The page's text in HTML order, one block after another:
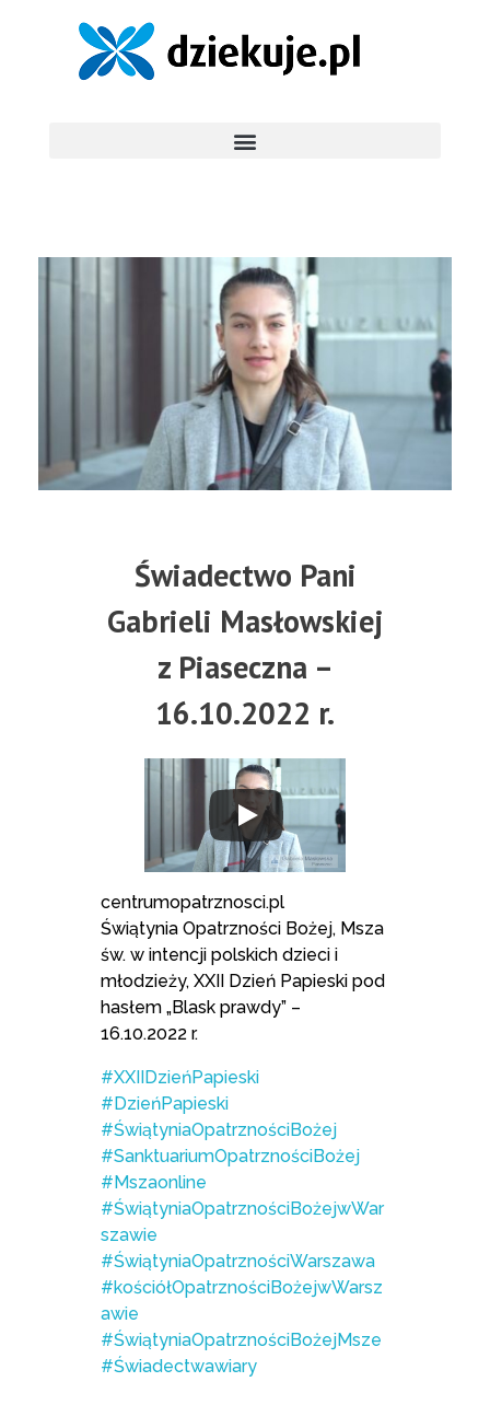
Świadectwo Pani
Gabrieli Masłowskiej
z Piaseczna –
16.10.2022 r.
centrumopatrznosci.pl
Świątynia Opatrzności Bożej, Msza
św. w intencji polskich dzieci i
młodzieży, XXII Dzień Papieski pod
hasłem „Blask prawdy” –
16.10.2022 r.
#XXIIDzieńPapieski
#DzieńPapieski
#ŚwiątyniaOpatrznościBożej
#SanktuariumOpatrznościBożej
#Mszaonline
#ŚwiątyniaOpatrznościBożejwWar
szawie
#ŚwiątyniaOpatrznościWarszawa
#kościółOpatrznościBożejwWarsz
awie
#ŚwiątyniaOpatrznościBożejMsze
#Świadectwawiary